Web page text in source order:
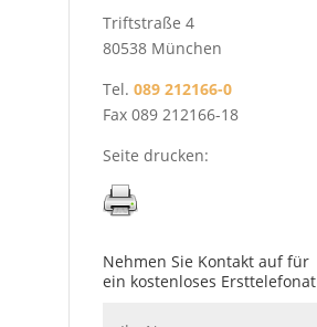
Triftstraße 4
80538 München
Tel. 089 212166-0
Fax 089 212166-18
Seite drucken:
Nehmen Sie Kontakt auf für
ein kostenloses Ersttelefonat